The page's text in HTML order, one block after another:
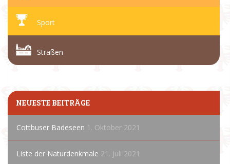
Sport
Straßen
NEUESTE BEITRÄGE
Cottbuser Badeseen 1. Oktober 2021
Liste der Naturdenkmale 21. Juli 2021